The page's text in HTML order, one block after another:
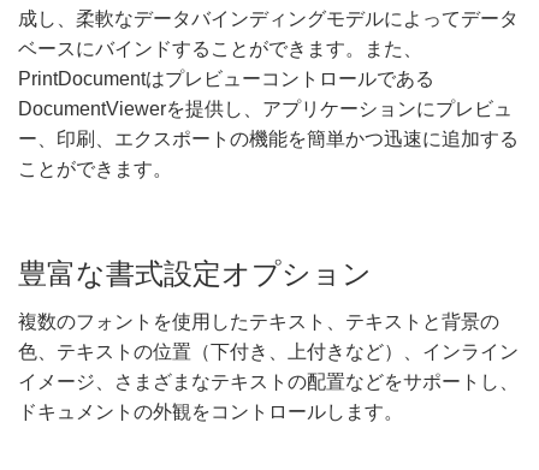
成し、柔軟なデータバインディングモデルによってデータ
ベースにバインドすることができます。また、
PrintDocumentはプレビューコントロールである
DocumentViewerを提供し、アプリケーションにプレビュ
ー、印刷、エクスポートの機能を簡単かつ迅速に追加する
ことができます。
豊富な書式設定オプション
複数のフォントを使用したテキスト、テキストと背景の
色、テキストの位置（下付き、上付きなど）、インライン
イメージ、さまざまなテキストの配置などをサポートし、
ドキュメントの外観をコントロールします。